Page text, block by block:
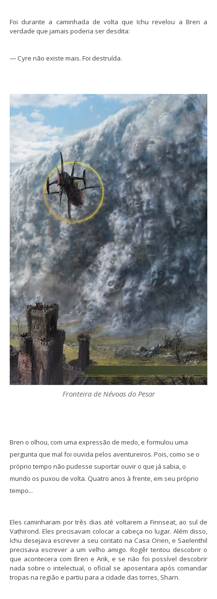
Foi durante a caminhada de volta que Ichu revelou a Bren a
verdade que jamais poderia ser desdita:
— Cyre não existe mais. Foi destruída.
Fronteira de Névoas do Pesar
Bren o olhou, com uma expressão de medo, e formulou uma
pergunta que mal foi ouvida pelos aventureiros. Pois, como se o
próprio tempo não pudesse suportar ouvir o que já sabia, o
mundo os puxou de volta. Quatro anos à frente, em seu próprio
tempo...
Eles caminharam por três dias até voltarem a Finnseat, ao sul de
Vathirond. Eles precisavam colocar a cabeça no lugar. Além disso,
Ichu desejava escrever a seu contato na Casa Orien, e Saelenthil
precisava escrever a um velho amigo. Rogêr tentou descobrir o
que acontecera com Bren e Arik, e se não foi possível descobrir
nada sobre o intelectual, o oficial se aposentara após comandar
tropas na região e partiu para a cidade das torres, Sharn.